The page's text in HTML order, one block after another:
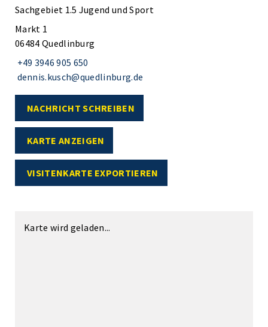
Sachgebiet 1.5 Jugend und Sport
Markt 1
06484 Quedlinburg
+49 3946 905 650
dennis.kusch@quedlinburg.de
NACHRICHT SCHREIBEN
KARTE ANZEIGEN
VISITENKARTE EXPORTIEREN
Karte wird geladen...